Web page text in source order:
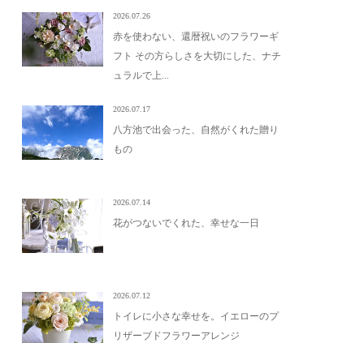
2026.07.26
赤を使わない、還暦祝いのフラワーギ
フト その方らしさを大切にした、ナチ
ュラルで上...
2026.07.17
八方池で出会った、自然がくれた贈り
もの
2026.07.14
花がつないでくれた、幸せな一日
2026.07.12
トイレに小さな幸せを。イエローのプ
リザーブドフラワーアレンジ